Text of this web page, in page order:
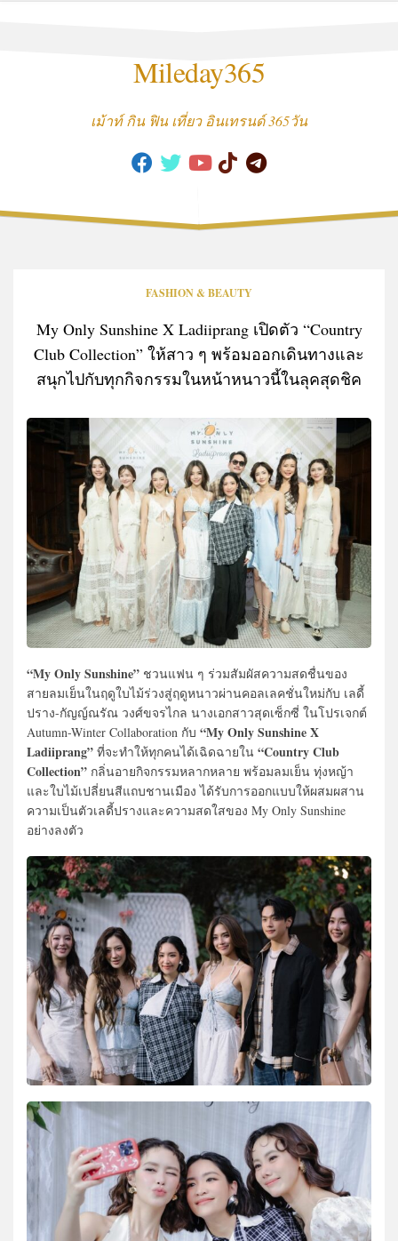
Mileday365
เม้าท์ กิน ฟิน เที่ยว อินเทรนด์ 365วัน
FASHION & BEAUTY
My Only Sunshine X Ladiiprang เปิดตัว “Country
Club Collection” ให้สาว ๆ พร้อมออกเดินทางและ
สนุกไปกับทุกกิจกรรมในหน้าหนาวนี้ในลุคสุดชิค
“My Only Sunshine” ชวนแฟน ๆ ร่วมสัมผัสความสดชื่นของ
สายลมเย็นในฤดูใบไม้ร่วงสู่ฤดูหนาวผ่านคอลเลคชั่นใหม่กับ เลดี้
ปราง-กัญญ์ณรัณ วงศ์ขจรไกล นางเอกสาวสุดเซ็กซี่ ในโปรเจกต์
Autumn-Winter Collaboration กับ “My Only Sunshine X
Ladiiprang” ที่จะทำให้ทุกคนได้เฉิดฉายใน “Country Club
Collection” กลิ่นอายกิจกรรมหลากหลาย พร้อมลมเย็น ทุ่งหญ้า
และใบไม้เปลี่ยนสีแถบชานเมือง ได้รับการออกแบบให้ผสมผสาน
ความเป็นตัวเลดี้ปรางและความสดใสของ My Only Sunshine
อย่างลงตัว